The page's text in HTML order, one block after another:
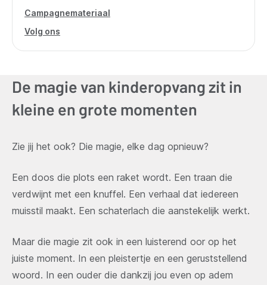
Campagnemateriaal
Volg ons
De magie van kinderopvang zit in
kleine en grote momenten
Zie jij het ook? Die magie, elke dag opnieuw?
Een doos die plots een raket wordt. Een traan die
verdwijnt met een knuffel. Een verhaal dat iedereen
muisstil maakt. Een schaterlach die aanstekelijk werkt.
Maar die magie zit ook in een luisterend oor op het
juiste moment. In een pleistertje en een geruststellend
woord. In een ouder die dankzij jou even op adem